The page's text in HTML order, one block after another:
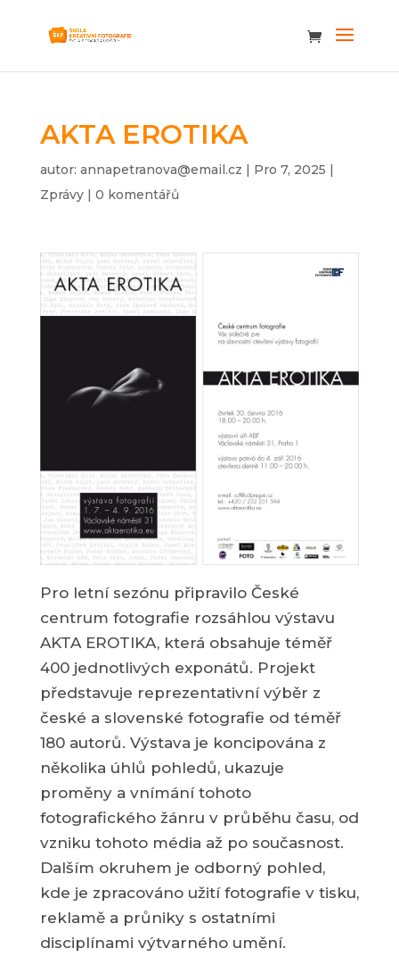
AKTA EROTIKA
autor: annapetranova@email.cz | Pro 7, 2025 |
Zprávy| 0 komentářů
Pro letní sezónu připravilo České
centrum fotografie rozsáhlou výstavu
AKTA EROTIKA, která obsahuje téměř
400 jednotlivých exponátů. Projekt
představuje reprezentativní výběr z
české a slovenské fotografie od téměř
180 autorů. Výstava je koncipována z
několika úhlů pohledů, ukazuje
proměny a vnímání tohoto
fotografického žánru v průběhu času, od
vzniku tohoto média až po současnost.
Dalším okruhem je odborný pohled,
kde je zpracováno užití fotografie v tisku,
reklamě a průniky s ostatními
disciplínami výtvarného umění.